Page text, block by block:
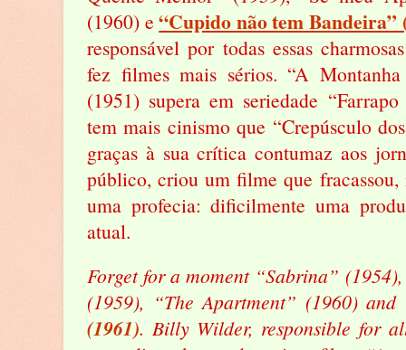
(1960) e“Cupido não tem Bandeira”
responsável por todas essas
fez filmes mais sérios. “A
(1951) supera em seriedade
tem mais cinismo que “Crepúsculo
graças à sua crítica contumaz aos
público, criou um filme que fracassou,
uma profecia: dificilmente uma
atual.
Forget for a moment “Sabrina”
(1959), “The Apartment” (1960) and
(1961). Billy Wilder, responsible for